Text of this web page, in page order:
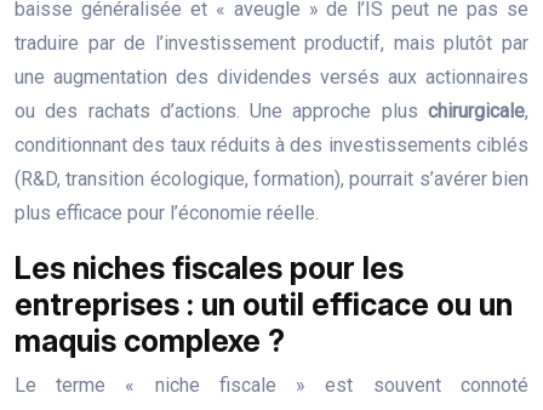
baisse généralisée et « aveugle » de l’IS peut ne pas se
traduire par de l’investissement productif, mais plutôt par
une augmentation des dividendes versés aux actionnaires
ou des rachats d’actions. Une approche plus chirurgicale,
conditionnant des taux réduits à des investissements ciblés
(R&D, transition écologique, formation), pourrait s’avérer bien
plus efficace pour l’économie réelle.
Les niches fiscales pour les
entreprises : un outil efficace ou un
maquis complexe ?
Le terme « niche fiscale » est souvent connoté